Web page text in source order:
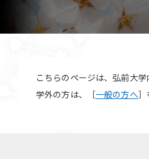
こちらのページは、弘前大学
学外の方は、［ 一般の方へ］